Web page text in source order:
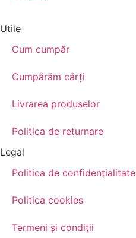
Utile
Cum cumpăr
Cumpărăm cărţi
Livrarea produselor
Politica de returnare
Legal
Politica de confidenţialitate
Politica cookies
Termeni şi condiţii